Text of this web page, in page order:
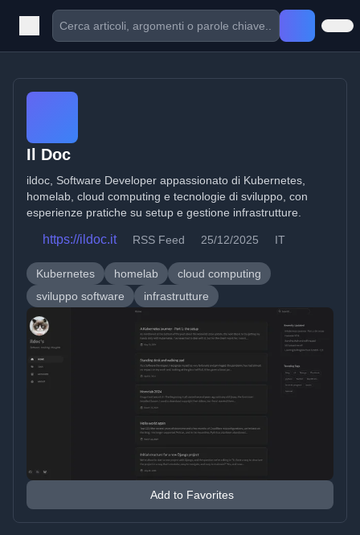
Il Doc
ildoc, Software Developer appassionato di Kubernetes,
homelab, cloud computing e tecnologie di sviluppo, con
esperienze pratiche su setup e gestione infrastrutture.
https://ildoc.it RSS Feed 25/12/2025 IT
Kubernetes homelab
cloud computing
sviluppo software
infrastrutture
Add to Favorites